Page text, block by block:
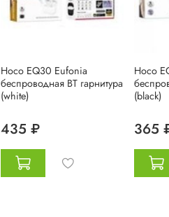
Hoco EQ30 Eufonia
беспроводная BT гарнитура
(white)
435 ₽
Hoco
(black)
365